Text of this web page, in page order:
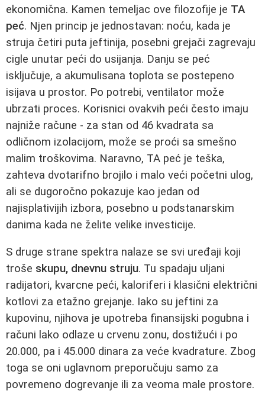
ekonomična. Kamen temeljac ove filozofije je TA
peć. Njen princip je jednostavan: noću, kada je
struja četiri puta jeftinija, posebni grejači zagrevaju
cigle unutar peći do usijanja. Danju se peć
isključuje, a akumulisana toplota se postepeno
isijava u prostor. Po potrebi, ventilator može
ubrzati proces. Korisnici ovakvih peći često imaju
najniže račune - za stan od 46 kvadrata sa
odličnom izolacijom, može se proći sa smešno
malim troškovima. Naravno, TA peć je teška,
zahteva dvotarifno brojilo i malo veći početni ulog,
ali se dugoročno pokazuje kao jedan od
najisplativijih izbora, posebno u podstanarskim
danima kada ne želite velike investicije.
S druge strane spektra nalaze se svi uređaji koji
troše skupu, dnevnu struju. Tu spadaju uljani
radijatori, kvarcne peći, kaloriferi i klasični električni
kotlovi za etažno grejanje. Iako su jeftini za
kupovinu, njihova je upotreba finansijski pogubna i
računi lako odlaze u crvenu zonu, dostižući i po
20.000, pa i 45.000 dinara za veće kvadrature. Zbog
toga se oni uglavnom preporučuju samo za
povremeno dogrevanje ili za veoma male prostore.